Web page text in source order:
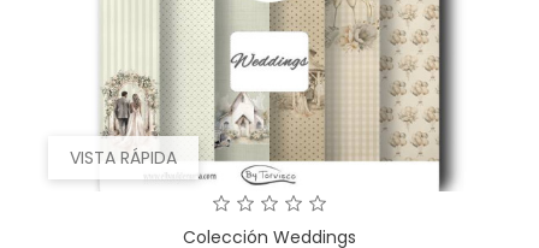
VISTA RÁPIDA
Colección Weddings